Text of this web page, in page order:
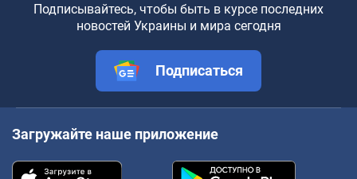
Подписывайтесь, чтобы быть в курсе последних
новостей Украины и мира сегодня
Подписаться
Загружайте наше приложение